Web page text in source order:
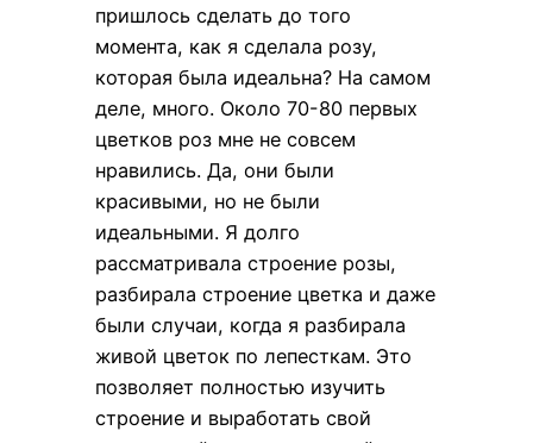
пришлось сделать до того
момента, как я сделала розу,
которая была идеальна? На самом
деле, много. Около 70-80 первых
цветков роз мне не совсем
нравились. Да, они были
красивыми, но не были
идеальными. Я долго
рассматривала строение розы,
разбирала строение цветка и даже
были случаи, когда я разбирала
живой цветок по лепесткам. Это
позволяет полностью изучить
строение и выработать свой